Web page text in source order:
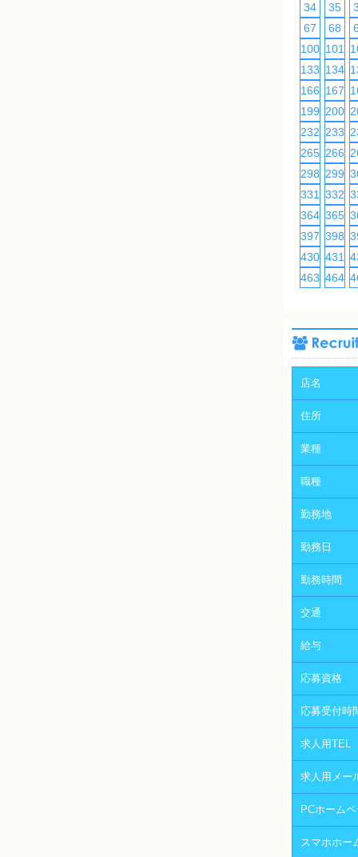
34
35
67
68
100 101
133 134
166 167
199 200
232 233
265 266
298 299
331
332
364 365
397 398
430 431
463 464
店名
住所
業種
職種
勤務地
勤務日
勤務時間
交通
給与
応募資格
応募受付時
求人用TEL
求人用メー
PCホーム
スマホホー